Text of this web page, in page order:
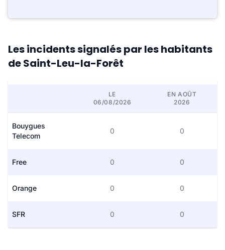
Les incidents signalés par les habitants
de Saint-Leu-la-Forêt
LE
06/08/2026
EN AOÛT
2026
Bouygues
Telecom
0 0
Free 0 0
Orange 0 0
SFR 0 0